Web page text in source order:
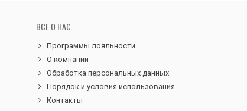
ВСЕ О НАС
Программы лояльности
О компании
Обработка персональных данных
Порядок и условия использования
Контакты